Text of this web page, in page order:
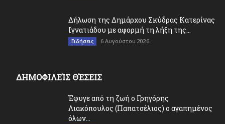
Δήλωση της Δημάρχου Σκύδρας Κατερίνας
Ιγνατιάδου με αφορμή τη λήξη της...
Ειδήσεις 6 Αυγούστου 2026
ΔΗΜΟΦΙΛΕΊΣ ΘΈΣΕΙΣ
Έφυγε από τη ζωή ο Γρηγόρης
Λιακόπουλος (Παπατσέλιος) ο αγαπημένος
όλων...